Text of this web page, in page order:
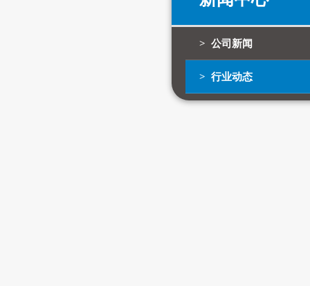
> 公司新闻
> 行业动态